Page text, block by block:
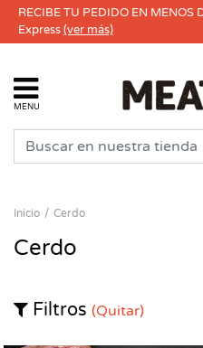
RECIBE TU PEDIDO EN
Express(ver más)
MENU
Inicio Cerdo
Cerdo
Filtros (Quitar)